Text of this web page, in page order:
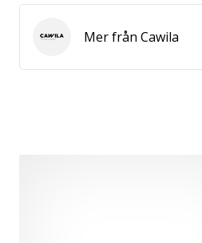
CawilaMer från Cawila